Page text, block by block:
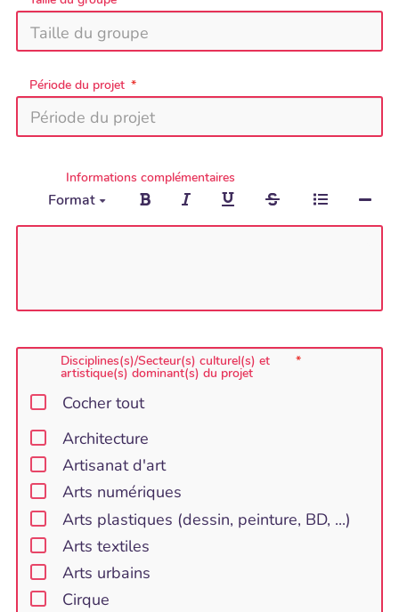
Période du projet
Informations complémentaires
Format
Disciplines(s)/Secteur(s) culturel(s) et
artistique(s) dominant(s) du projet
Cocher tout
Architecture
Artisanat d'art
Arts numériques
Arts plastiques (dessin, peinture, BD, ...)
Arts textiles
Arts urbains
Cirque